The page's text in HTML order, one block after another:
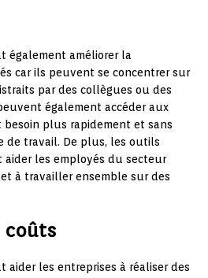
également améliorer la
car ils peuvent se concentrer sur
par des collègues ou des
également accéder aux
plus rapidement et sans
de travail. De plus, les outils
les employés du secteur
à travailler ensemble sur des
coûts
aider les entreprises à réaliser des